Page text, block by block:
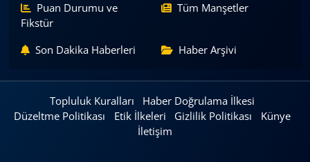
Puan Durumu ve
Fikstür
Tüm Manşetler
Son Dakika Haberleri Haber Arşivi
Topluluk Kuralları
Haber Doğrulama İlkesi
Düzeltme Politikası
Etik İlkeleri Gizlilik Politikası
Künye
İletişim